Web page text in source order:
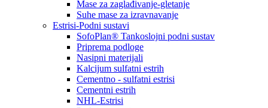
Mase za zaglađivanje-gletanje
Suhe mase za izravnavanje
Estrisi-Podni sustavi
SofoPlan® Tankoslojni podni sustav
Priprema podloge
Nasipni materijali
Kalcijum sulfatni estrih
Cementno - sulfatni estrisi
Cementni estrih
NHL-Estrisi